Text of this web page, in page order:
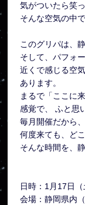
気がついたら笑
そんな空気の中
このグリパは、静
そして、パフォ
近くで感じる空
あります。
まるで「ここに
感覚で、 ふと思
毎月開催だから
何度来ても、ど
そんな時間を、
日時：1月17日（
会場：静岡県内